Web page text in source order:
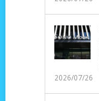
2026/07/26